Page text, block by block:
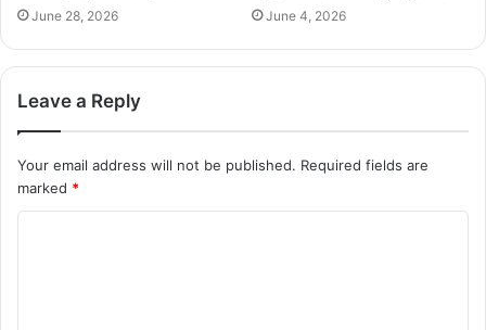
June 28, 2026 June 4, 2026
Leave a Reply
Your email address will not be published. Required fields are
marked *